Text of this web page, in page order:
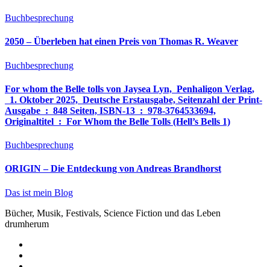
Buchbesprechung
2050 – Überleben hat einen Preis von Thomas R. Weaver
Buchbesprechung
For whom the Belle tolls von Jaysea Lyn, ‎ Penhaligon Verlag,
‎ 1. Oktober 2025, ‎ Deutsche Erstausgabe, Seitenzahl der Print-
Ausgabe ‏ : ‎ 848 Seiten, ISBN-13 ‏ : ‎ 978-3764533694,
Originaltitel ‏ : ‎ For Whom the Belle Tolls (Hell’s Bells 1)
Buchbesprechung
ORIGIN – Die Entdeckung von Andreas Brandhorst
Das ist mein Blog
Bücher, Musik, Festivals, Science Fiction und das Leben
drumherum